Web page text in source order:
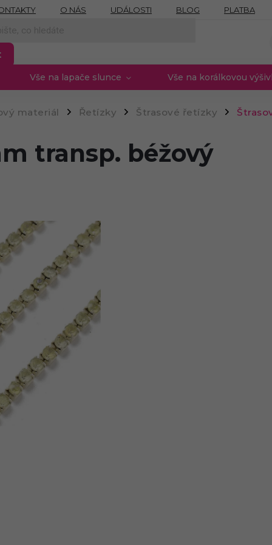
O NÁS UDÁLOSTI BLOG PLATBA
ÚDAJŮ
Vše na lapače slunce Vše na korálkovou
materiál / Řetízky / Štrasové řetízky /
transp. béžový